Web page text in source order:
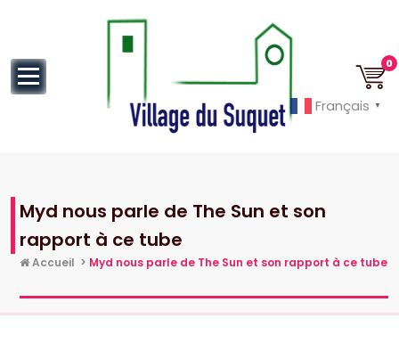
0
Myd nous parle de The Sun et son
rapport à ce tube
Accueil > Myd nous parle de The Sun et son rapport à ce tube
Français ▼